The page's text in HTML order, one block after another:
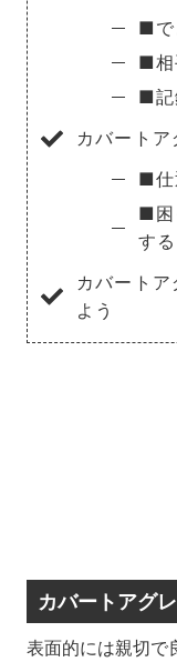
■で
■相
■記
カバート
■仕
■困
する
カバート
よう
カバートアグ
表面的には親切で